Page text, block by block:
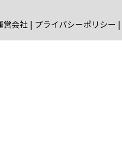
営会社 プライバシーポリシー